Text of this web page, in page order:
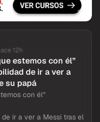
12h
estemos con él”
de ir a ver a
su papá
con él”
ir a ver a Messi tras el